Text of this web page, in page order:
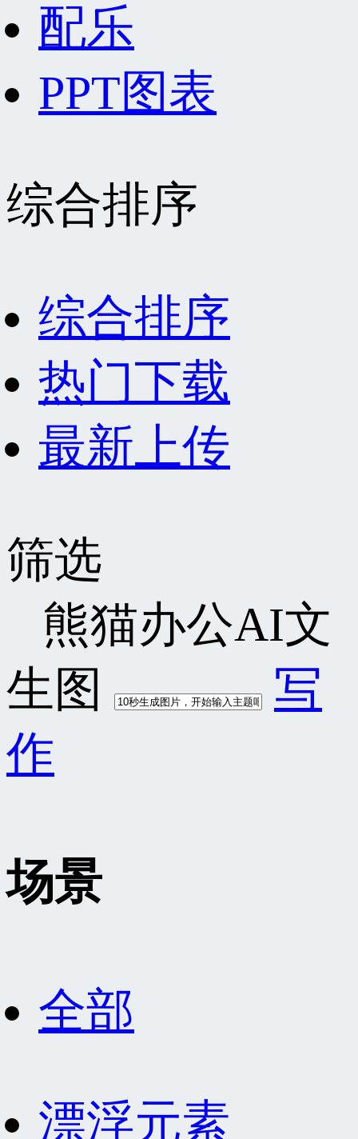
配乐
PPT图表
综合排序
综合排序
热门下载
最新上传
筛选
熊猫办公AI文
生图
写
作
场景
全部
漂浮元素